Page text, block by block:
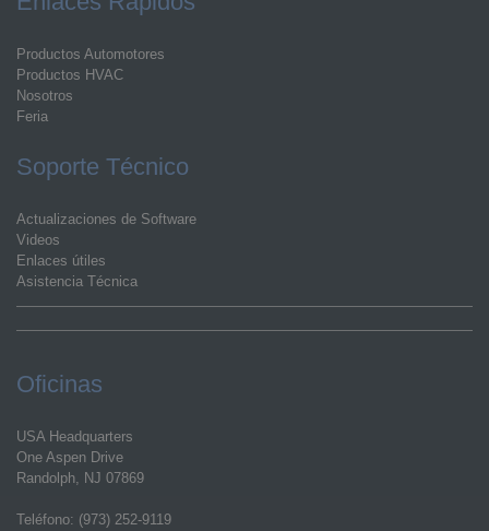
Productos Automotores
Productos HVAC
Nosotros
Feria
Soporte Técnico
Actualizaciones de Software
Videos
Enlaces útiles
Asistencia Técnica
Oficinas
USA Headquarters
One Aspen Drive
Randolph, NJ 07869
Teléfono: (973) 252-9119